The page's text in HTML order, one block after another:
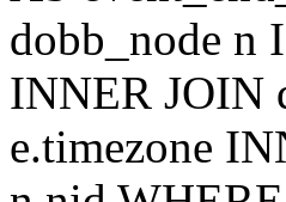
dobb_node n
INNER JOIN
e.timezone